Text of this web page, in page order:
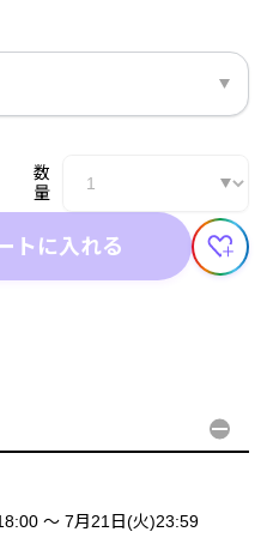
数
量
トに入れる
～ 7月21日(火)23:59